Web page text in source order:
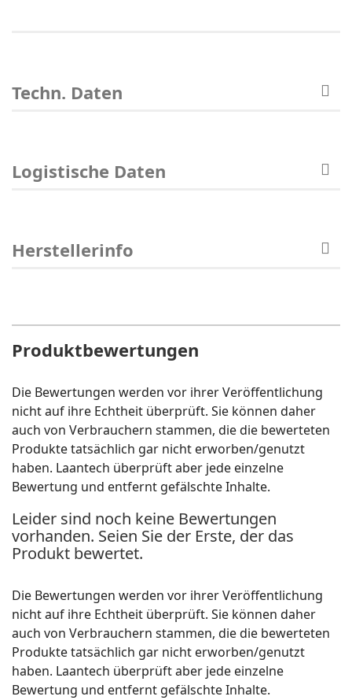
Techn. Daten
Logistische Daten
Herstellerinfo
Produktbewertungen
Die Bewertungen werden vor ihrer Veröffentlichung
nicht auf ihre Echtheit überprüft. Sie können daher
auch von Verbrauchern stammen, die die bewerteten
Produkte tatsächlich gar nicht erworben/genutzt
haben. Laantech überprüft aber jede einzelne
Bewertung und entfernt gefälschte Inhalte.
Leider sind noch keine Bewertungen
vorhanden. Seien Sie der Erste, der das
Produkt bewertet.
Die Bewertungen werden vor ihrer Veröffentlichung
nicht auf ihre Echtheit überprüft. Sie können daher
auch von Verbrauchern stammen, die die bewerteten
Produkte tatsächlich gar nicht erworben/genutzt
haben. Laantech überprüft aber jede einzelne
Bewertung und entfernt gefälschte Inhalte.